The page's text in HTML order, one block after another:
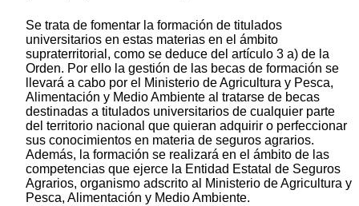
Se trata de fomentar la formación de titulados
universitarios en estas materias en el ámbito
supraterritorial, como se deduce del artículo 3 a) de la
Orden. Por ello la gestión de las becas de formación se
llevará a cabo por el Ministerio de Agricultura y Pesca,
Alimentación y Medio Ambiente al tratarse de becas
destinadas a titulados universitarios de cualquier parte
del territorio nacional que quieran adquirir o perfeccionar
sus conocimientos en materia de seguros agrarios.
Además, la formación se realizará en el ámbito de las
competencias que ejerce la Entidad Estatal de Seguros
Agrarios, organismo adscrito al Ministerio de Agricultura y
Pesca, Alimentación y Medio Ambiente.